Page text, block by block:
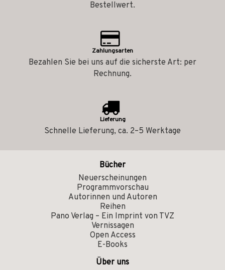
Bestellwert.
Zahlungsarten
Bezahlen Sie bei uns auf die sicherste Art: per
Rechnung.
Lieferung
Schnelle Lieferung, ca. 2–5 Werktage
Bücher
Neuerscheinungen
Programmvorschau
Autorinnen und Autoren
Reihen
Pano Verlag – Ein Imprint von TVZ
Vernissagen
Open Access
E-Books
Über uns